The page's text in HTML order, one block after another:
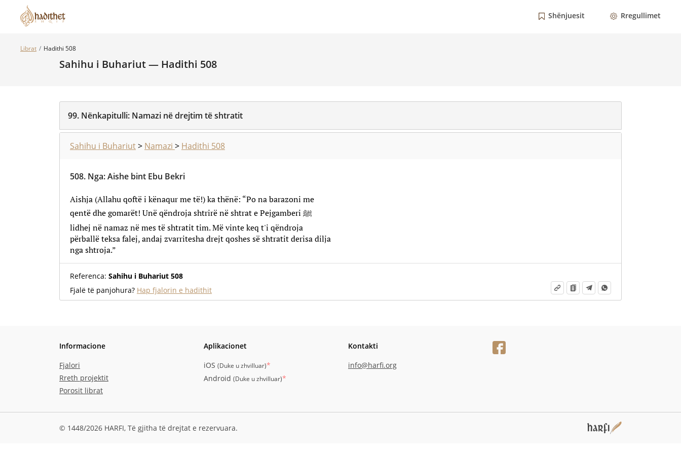
Shënjuesit Rregullimet
Librat Hadithi 508
Sahihu i Buhariut — Hadithi 508
99. Nënkapitulli: Namazi në drejtim të shtratit
Sahihu i Buhariut> Namazi > Hadithi 508
508. Nga:Aishe bint Ebu Bekri
Aishja (Allahu qoftë i kënaqur me të!) ka thënë: “Po na barazoni me
qentë dhe gomarët! Unë qëndroja shtrirë në shtrat e Pejgamberi ﷺ
lidhej në namaz në mes të shtratit tim. Më vinte keq t'i qëndroja
përballë teksa falej, andaj zvarritesha drejt qoshes së shtratit derisa dilja
nga shtroja.”
Referenca: Sahihu i Buhariut 508
Fjalë të panjohura? Hap fjalorin e hadithit
Informacione
Fjalori
Rreth projektit
Porosit librat
Aplikacionet
iOS (Duke u zhvilluar)*
Android (Duke u zhvilluar)*
Kontakti
info@harfi.org
© 1448/2026 HARFI, Të gjitha të drejtat e rezervuara.